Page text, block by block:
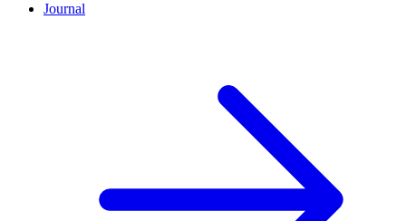
Journal